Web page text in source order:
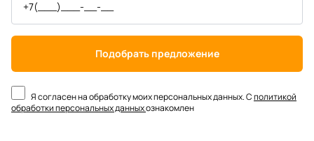
Подобрать предложение
Я согласен на обработку моих персональных данных. Сполитикой
обработки персональных данныхознакомлен